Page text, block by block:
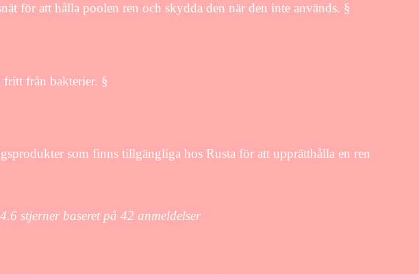
för att hålla poolen ren och skydda den när den inte används. §
från bakterier. §
som finns tillgängliga hos Rusta för att upprätthålla en ren
4.6 stjerner baseret på 42 anmeldelser